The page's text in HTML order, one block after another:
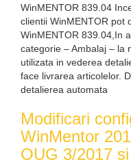
WinMENTOR 839.04
clientii WinMENTOR pot
WinMENTOR 839.04,In
categorie – Ambalaj – la
utilizata in vederea
face livrarea articolelor.
detalierea automata
Modificari
WinMentor
OUG 3/2017